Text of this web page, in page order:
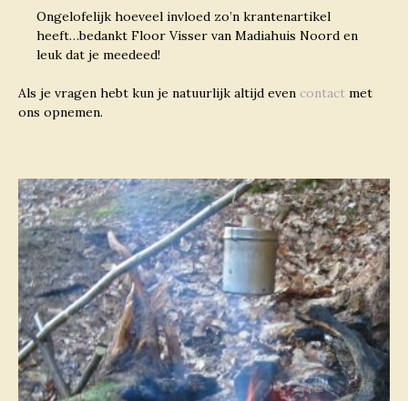
Ongelofelijk hoeveel invloed zo’n krantenartikel
heeft…bedankt Floor Visser van Madiahuis Noord en
leuk dat je meedeed!
Als je vragen hebt kun je natuurlijk altijd even contact met
ons opnemen.